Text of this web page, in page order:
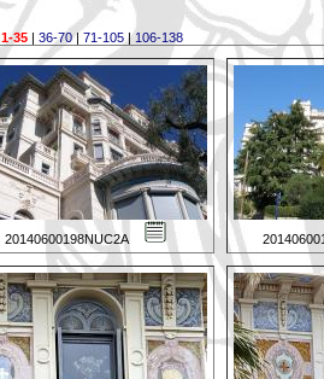
1-35| 36-70| 71-105|106-138
20140600198NUC2A